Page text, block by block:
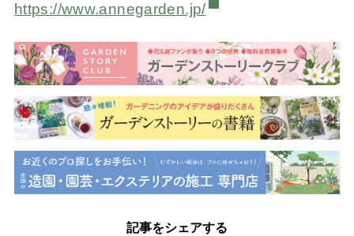
https://www.annegarden.jp/
記事をシェアする